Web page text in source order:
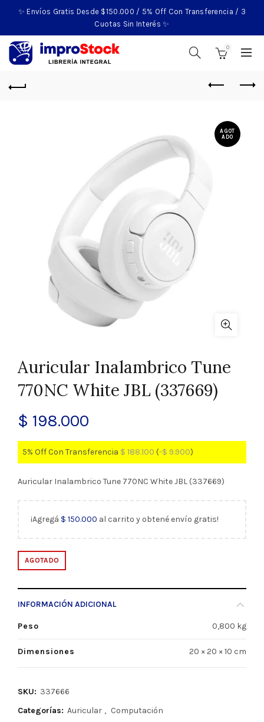
✨ Envíos Gratis Desde $150.000 / 5% Off Con Transferencia / 3
Cuotas Sin Interés ✨
0
AGOT
ADO
Auricular Inalambrico Tune
770NC White JBL (337669)
$ 198.000
5% Off Con Transferencia $ 188.100 (-$ 9.900)
Auricular Inalambrico Tune 770NC White JBL (337669)
¡Agregá $ 150.000 al carrito y obtené envío gratis!
AGOTADO
INFORMACIÓN ADICIONAL
Peso 0,800 kg
Dimensiones 20 × 20 × 10 cm
SKU: 337666
Categorías: Auricular , Computación